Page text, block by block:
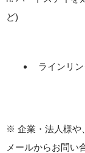
ど)
ラインリ
※ 企業・法人様や
メールからお問い